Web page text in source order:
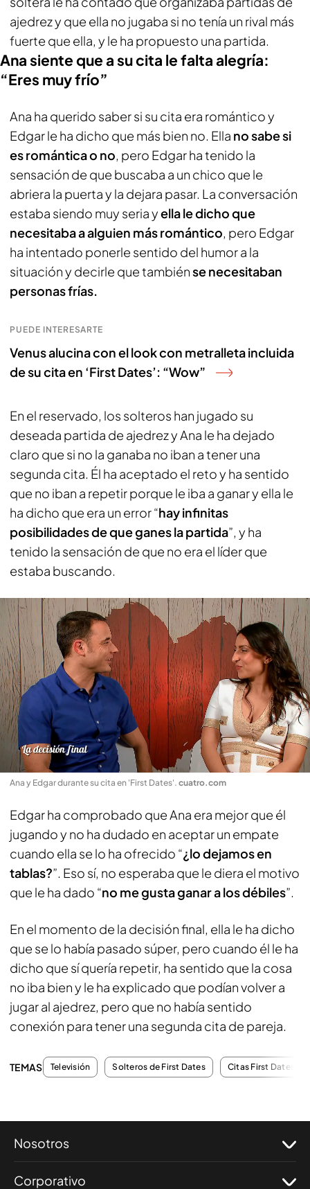
ajedrez y que ella no jugaba si no tenía un rival más
fuerte que ella, y le ha propuesto una partida.
Ana siente que a su cita le falta alegría:
“Eres muy frío”
Ana ha querido saber si su cita era romántico y
Edgar le ha dicho que más bien no. Ella no sabe si
es romántica o no, pero Edgar ha tenido la
sensación de que buscaba a un chico que le
abriera la puerta y la dejara pasar. La conversación
estaba siendo muy seria yella le dicho que
necesitaba a alguien más romántico, pero Edgar
ha intentado ponerle sentido del humor a la
situación y decirle que tambiénse necesitaban
personas frías.
PUEDE INTERESARTE
Venus alucina con el look con metralleta incluida
de su cita en ‘First Dates’: “Wow”
En el reservado, los solteros han jugado su
deseada partida de ajedrez y Ana le ha dejado
claro que si no la ganaba no iban a tener una
segunda cita. Él ha aceptado el reto y ha sentido
que no iban a repetir porque le iba a ganar y ella le
ha dicho que era un error “hay infinitas
posibilidades de que ganes la partida”, y ha
tenido la sensación de que no era el líder que
estaba buscando.
Ana y Edgar durante su cita en 'First Dates'. cuatro.com
Edgar ha comprobado que Ana era mejor que él
jugando y no ha dudado en aceptar un empate
cuando ella se lo ha ofrecido “¿lo dejamos en
tablas?”. Eso sí, no esperaba que le diera el motivo
que le ha dado “no me gusta ganar a los débiles”.
En el momento de la decisión final, ella le ha dicho
que se lo había pasado súper, pero cuando él le ha
dicho que sí quería repetir, ha sentido que la cosa
no iba bien y le ha explicado que podían volver a
jugar al ajedrez, pero que no había sentido
conexión para tener una segunda cita de pareja.
TEMAS Televisión Solteros de First Dates Citas First Dates
Nosotros
Corporativo